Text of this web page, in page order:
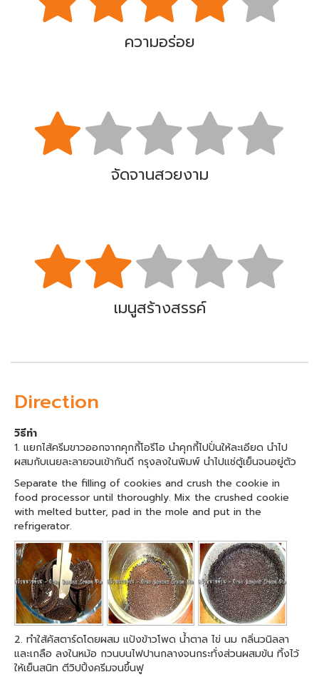
ความอร่อย
จัดจานสวยงาม
เมนูสร้างสรรค์
Direction
วิธีทำ
1. แยกไส้ครีมขาวออกจากคุกกี้โอรีโอ นำคุกกี้ไปปั่นให้ละเอียด นำไป
ผสมกับเนยละลายจนเข้ากันดี กรุงลงในพิมพ์ นำไปแช่ตู้เย็นจนอยู่ตัว
Separate the filling of cookies and crush the cookie in
food processor until thoroughly. Mix the crushed cookie
with melted butter, pad in the mole and put in the
refrigerator.
2. ทำใส้คัสตาร์ดโดยผสม แป้งข้าวโพด น้ำตาล ไข่ นม กลิ่นวนิลลา
และเกลือ ลงในหม้อ กวนบนไฟปานกลางจนกระทั่งส่วนผสมข้น ทิ้งไว้
ให้เย็นสนิท ตีวิปปิ้งครีมจนขึ้นฟู